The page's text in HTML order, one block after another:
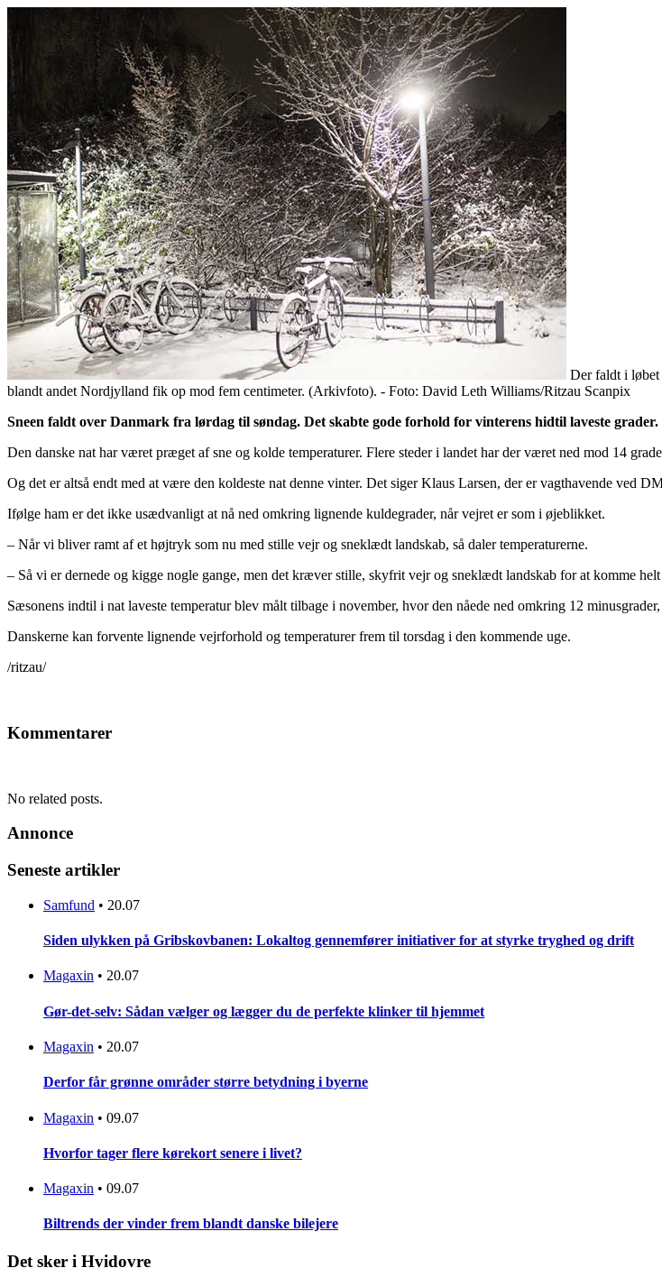
Der faldt i løbet
blandt andet Nordjylland fik op mod fem centimeter. (Arkivfoto). - Foto: David Leth Williams/Ritzau Scanpix
Sneen faldt over Danmark fra lørdag til søndag. Det skabte gode forhold for vinterens hidtil laveste grader.
Den danske nat har været præget af sne og kolde temperaturer. Flere steder i landet har der været ned mod 14
Og det er altså endt med at være den koldeste nat denne vinter. Det siger Klaus Larsen, der er vagthavende ved
Ifølge ham er det ikke usædvanligt at nå ned omkring lignende kuldegrader, når vejret er som i øjeblikket.
– Når vi bliver ramt af et højtryk som nu med stille vejr og sneklædt landskab, så daler temperaturerne.
– Så vi er dernede og kigge nogle gange, men det kræver stille, skyfrit vejr og sneklædt landskab for at komme helt
Sæsonens indtil i nat laveste temperatur blev målt tilbage i november, hvor den nåede ned omkring 12
Danskerne kan forvente lignende vejrforhold og temperaturer frem til torsdag i den kommende uge.
/ritzau/
Kommentarer
No related posts.
Annonce
Seneste artikler
Samfund • 20.07
Siden ulykken på Gribskovbanen: Lokaltog gennemfører initiativer for at styrke tryghed og drift
Magaxin • 20.07
Gør-det-selv: Sådan vælger og lægger du de perfekte klinker til hjemmet
Magaxin • 20.07
Derfor får grønne områder større betydning i byerne
Magaxin • 09.07
Hvorfor tager flere kørekort senere i livet?
Magaxin • 09.07
Biltrends der vinder frem blandt danske bilejere
Det sker i Hvidovre